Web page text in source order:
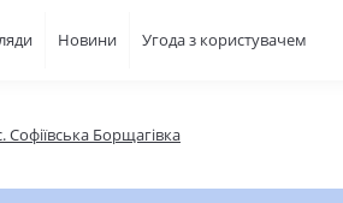
Новини Угода з користувачем
Софіївська Борщагівка